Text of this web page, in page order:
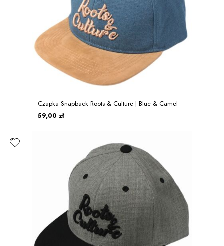
Czapka Snapback Roots & Culture | Blue & Camel
59,00 zł